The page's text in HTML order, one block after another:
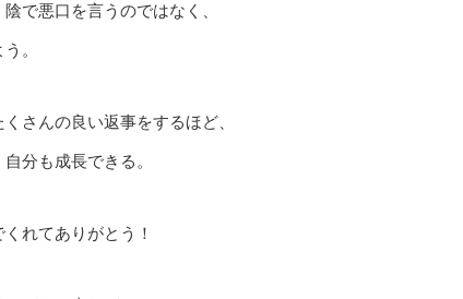
で悪口を言うのではなく、
。
さんの良い返事をするほど、
分も成長できる。
れてありがとう！